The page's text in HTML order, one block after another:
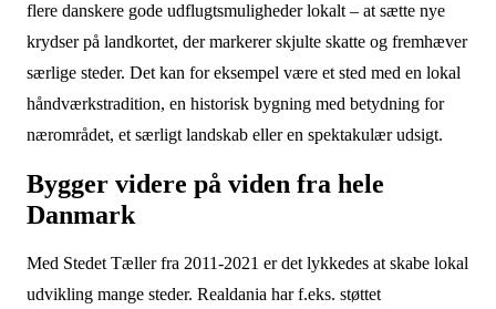
flere danskere gode udflugtsmuligheder lokalt – at sætte nye
krydser på landkortet, der markerer skjulte skatte og fremhæver
særlige steder. Det kan for eksempel være et sted med en lokal
håndværkstradition, en historisk bygning med betydning for
nærområdet, et særligt landskab eller en spektakulær udsigt.
Bygger videre på viden fra hele
Danmark
Med Stedet Tæller fra 2011-2021 er det lykkedes at skabe lokal
udvikling mange steder. Realdania har f.eks. støttet